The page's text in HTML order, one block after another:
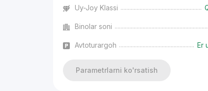
Uy-Joy Klassi
Binolar soni
Avtoturargoh Er
Parametrlarni ko'rsatish